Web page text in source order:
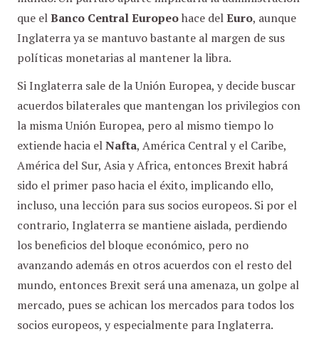
que elBanco Central Europeohace delEuro, aunque
Inglaterra ya se mantuvo bastante al margen de sus
políticas monetarias al mantener la libra.
Si Inglaterra sale de la Unión Europea, y decide buscar
acuerdos bilaterales que mantengan los privilegios con
la misma Unión Europea, pero al mismo tiempo lo
extiende hacia elNafta, América Central y el Caribe,
América del Sur, Asia y Africa, entonces Brexit habrá
sido el primer paso hacia el éxito, implicando ello,
incluso, una lección para sus socios europeos. Si por el
contrario, Inglaterra se mantiene aislada, perdiendo
los beneficios del bloque económico, pero no
avanzando además en otros acuerdos con el resto del
mundo, entonces Brexit será una amenaza, un golpe al
mercado, pues se achican los mercados para todos los
socios europeos, y especialmente para Inglaterra.